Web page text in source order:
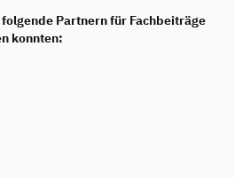
Partnern für Fachbeiträge
konnten: